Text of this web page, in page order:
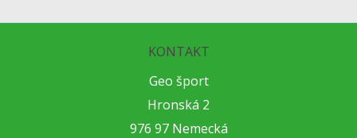
KONTAKT
Geo šport
Hronská 2
976 97 Nemecká